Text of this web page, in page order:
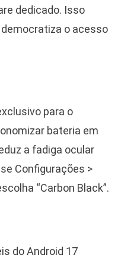
dedicado. Isso
o acesso
para o
bateria em
a fadiga ocular
Configurações >
“Carbon Black”.
do Android 17